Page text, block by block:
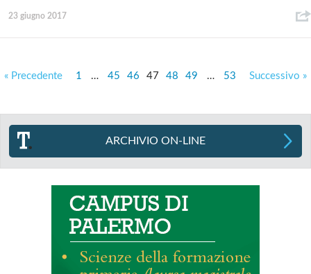
23 giugno 2017
« Precedente 1 … 45 46 47 48 49 … 53 Successivo »
ARCHIVIO ON-LINE